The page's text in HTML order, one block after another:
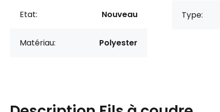
Etat: Nouveau
Matériau: Polyester
Type: